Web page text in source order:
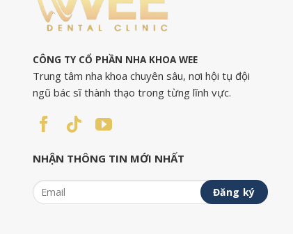
CÔNG TY CỔ PHẦN NHA KHOA WEE
Trung tâm nha khoa chuyên sâu, nơi hội tụ đội
ngũ bác sĩ thành thạo trong từng lĩnh vực.
NHẬN THÔNG TIN MỚI NHẤT